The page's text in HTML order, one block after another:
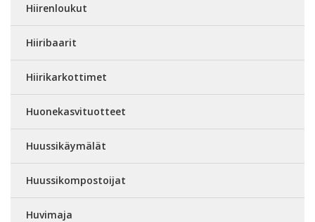
Hiirenloukut
Hiiribaarit
Hiirikarkottimet
Huonekasvituotteet
Huussikäymälät
Huussikompostoijat
Huvimaja